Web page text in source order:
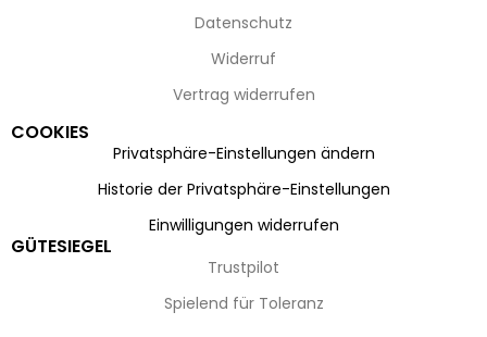
Datenschutz
Widerruf
Vertrag widerrufen
COOKIES
Privatsphäre-Einstellungen ändern
Historie der Privatsphäre-Einstellungen
Einwilligungen widerrufen
GÜTESIEGEL
Trustpilot
Spielend für Toleranz